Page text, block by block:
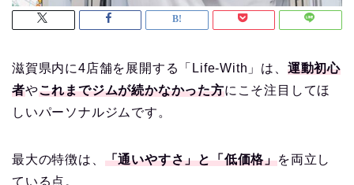
滋賀県内に4店舗を展開する「Life-With」は、 運動初心
者やこれまでジムが続かなかった方にこそ注目してほ
しいパーソナルジムです。
最大の特徴は、 「通いやすさ」と「低価格」を両立し
ている点。